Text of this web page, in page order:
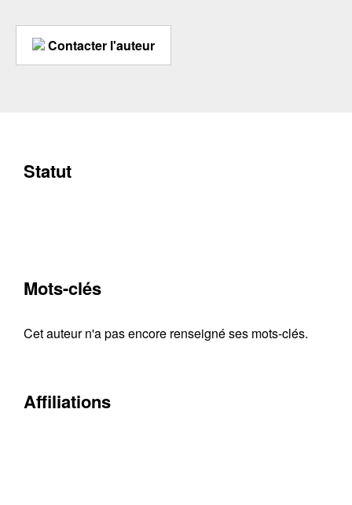
Contacter l'auteur
Statut
Mots-clés
Cet auteur n'a pas encore renseigné ses mots-clés.
Affiliations
Contacter